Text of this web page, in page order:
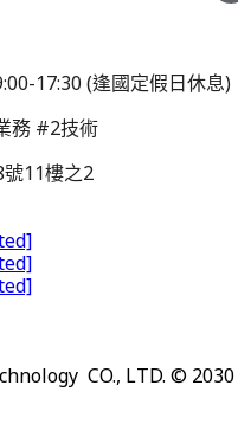
17:30 (逢國定假日休息)
務 #2技術
11樓之2
CO., LTD. © 2030